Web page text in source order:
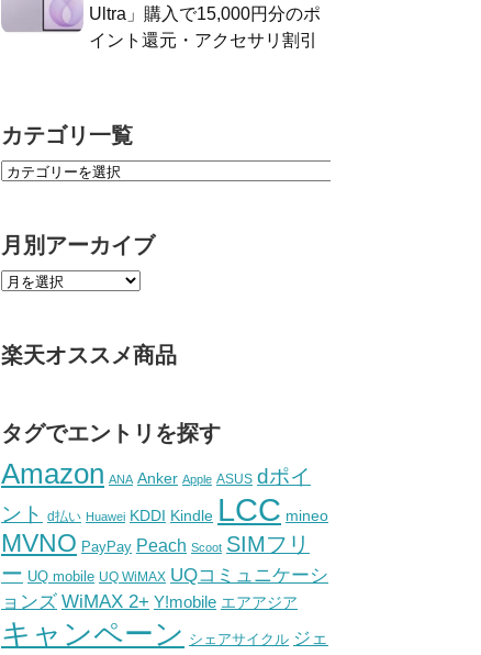
Ultra」購入で15,000円分のポ
イント還元・アクセサリ割引
カテゴリ一覧
月別アーカイブ
楽天オススメ商品
タグでエントリを探す
Amazon ANA Anker Apple ASUS dポイ
ント
d払い Huawei KDDI Kindle LCC mineo
MVNO PayPay Peach Scoot SIMフリ
ー UQ mobile UQ WiMAX UQコミュニケーシ
ョンズ WiMAX 2+ Y!mobile エアアジア
キャンペーン シェアサイクル ジェ